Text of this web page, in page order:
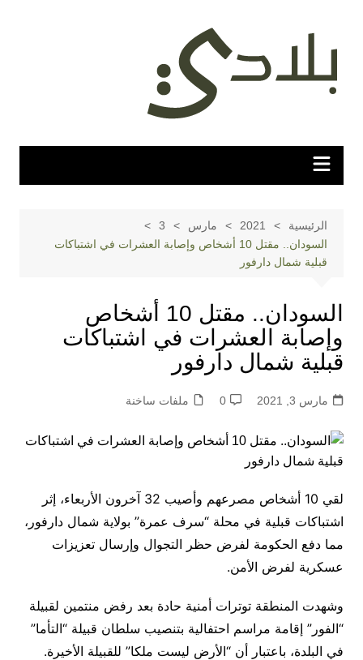
المحتوى
الرئيسية 2021 مارس
3
السودان.. مقتل 10 أشخاص وإصابة العشرات في اشتباكات
قبلية شمال دارفور
السودان.. مقتل 10 أشخاص
وإصابة العشرات في اشتباكات
قبلية شمال دارفور
مارس 3, 2021 0 ملفات ساخنة
لقي 10 أشخاص مصرعهم وأصيب 32 آخرون الأربعاء، إثر
اشتباكات قبلية في محلة “سرف عمرة” بولاية شمال دارفور،
مما دفع الحكومة لفرض حظر التجوال وإرسال تعزيزات
عسكرية لفرض الأمن.
وشهدت المنطقة توترات أمنية حادة بعد رفض منتمين لقبيلة
“الفور” إقامة مراسم احتفالية بتنصيب سلطان قبيلة “التأما”
في البلدة، باعتبار أن “الأرض ليست ملكا” للقبيلة الأخيرة.